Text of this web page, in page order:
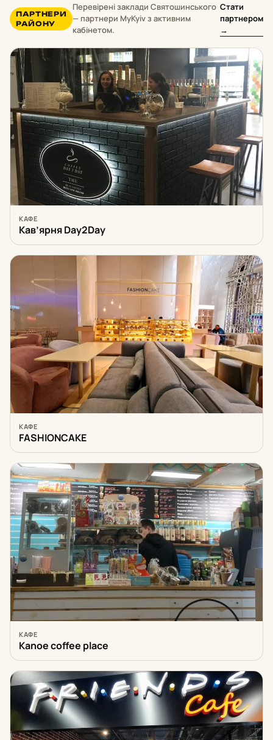
ПАРТНЕРИ
РАЙОНУ
Перевірені заклади Святошинського
— партнери MyKyiv з активним
кабінетом.
Стати
партнером
→
КАФЕ
Кав’ярня Day2Day
КАФЕ
FASHIONCAKE
КАФЕ
Kanoe coffee plасе